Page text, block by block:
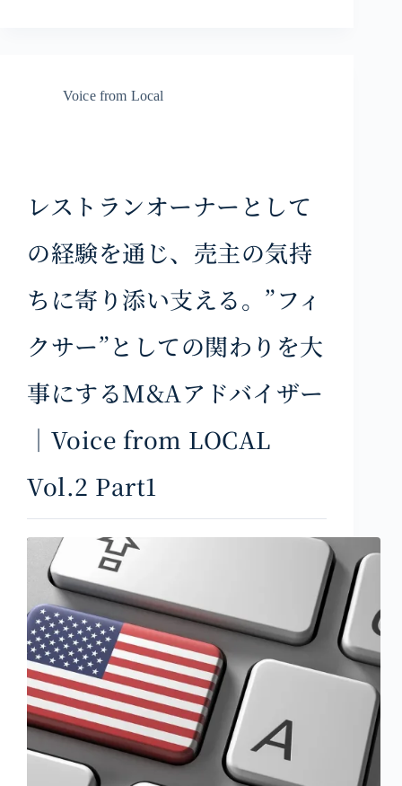
Voice from Local
レストランオーナーとして
の経験を通じ、売主の気持
ちに寄り添い支える。”フィ
クサー”としての関わりを大
事にするM&Aアドバイザー
｜Voice from LOCAL
Vol.2 Part1